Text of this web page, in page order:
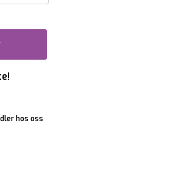
hos oss